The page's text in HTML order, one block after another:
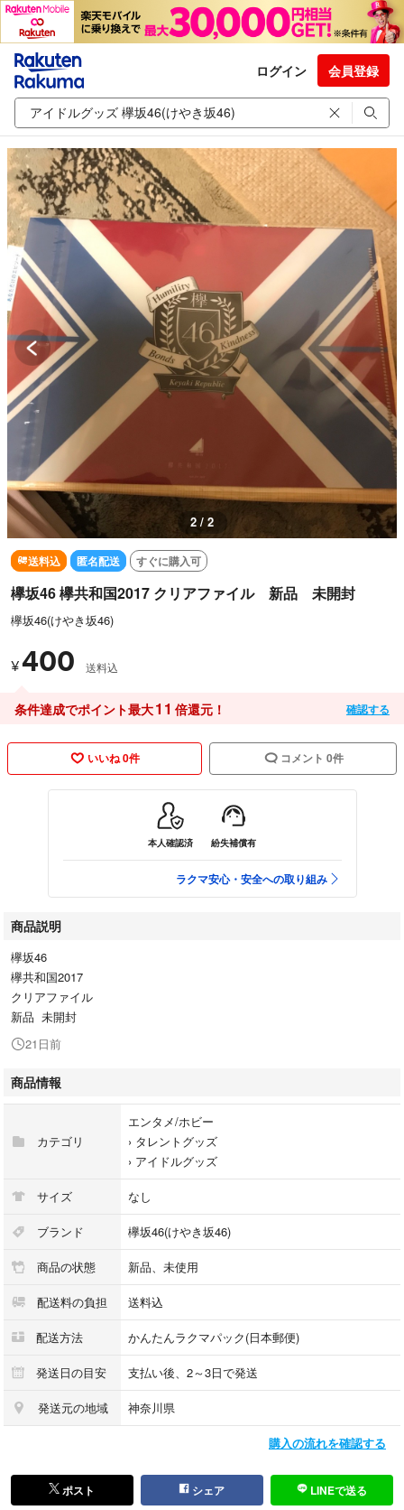
ログイン 会員登録
2 / 2
送料込 匿名配送 すぐに購入可
欅坂46 欅共和国2017 クリアファイル 新品 未開封
欅坂46(けやき坂46)
¥400 送料込
条件達成でポイント最大11 倍還元！ 確認する
いいね 0件 コメント 0件
本人確認済 紛失補償有
ラクマ安心・安全への取り組み
商品説明
欅坂46
欅共和国2017
クリアファイル
新品 未開封
21日前
商品情報
カテゴリ
エンタメ/ホビー
› タレントグッズ
› アイドルグッズ
サイズ なし
ブランド 欅坂46(けやき坂46)
商品の状態 新品、未使用
配送料の負担 送料込
配送方法 かんたんラクマパック(日本郵便)
発送日の目安 支払い後、2～3日で発送
発送元の地域 神奈川県
購入の流れを確認する
ポスト シェア LINEで送る